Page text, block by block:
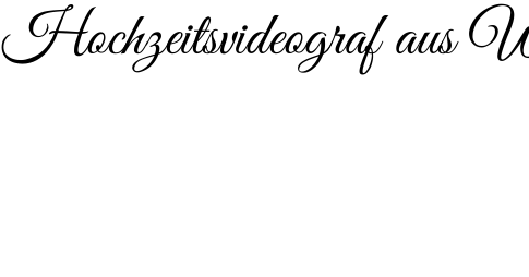
Hochzeitsvideograf aus